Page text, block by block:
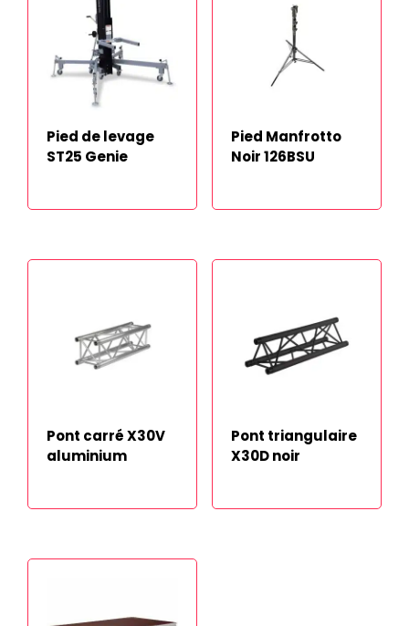
Pied de levage
ST25 Genie
Pied Manfrotto
Noir 126BSU
Pont carré X30V
aluminium
Pont triangulaire
X30D noir